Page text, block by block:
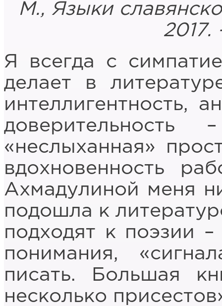
М., Языки
2017.
Я всегда с
делает в
интеллигентность,
«неслыханная»
вдохновенность
Ахмадулиной меня
подошла к
подходят к поэзии
понимания,
писать. Большая
несколько